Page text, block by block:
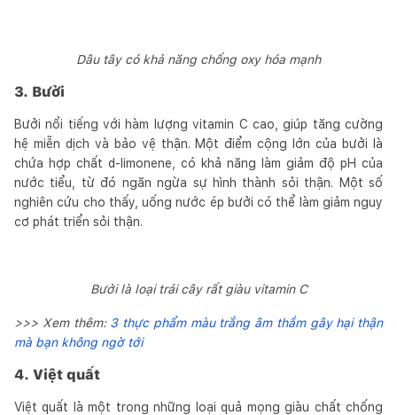
Dâu tây có khả năng chống oxy hóa mạnh
3. Bưởi
Bưởi nổi tiếng với hàm lượng vitamin C cao, giúp tăng cường
hệ miễn dịch và bảo vệ thận. Một điểm cộng lớn của bưởi là
chứa hợp chất d-limonene, có khả năng làm giảm độ pH của
nước tiểu, từ đó ngăn ngừa sự hình thành sỏi thận. Một số
nghiên cứu cho thấy, uống nước ép bưởi có thể làm giảm nguy
cơ phát triển sỏi thận.
Bưởi là loại trái cây rất giàu vitamin C
>>> Xem thêm: 3 thực phẩm màu trắng âm thầm gây hại thận
mà bạn không ngờ tới
4. Việt quất
Việt quất là một trong những loại quả mọng giàu chất chống